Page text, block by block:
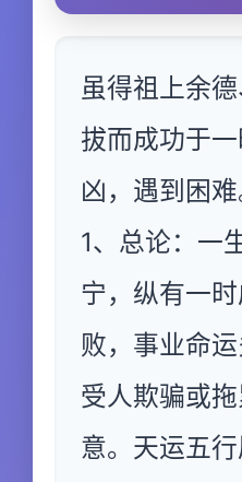
虽得祖上余
拔而成功于
凶，遇到困难
1、总论：一
宁，纵有一
败，事业命
受人欺骗或
意。天运五